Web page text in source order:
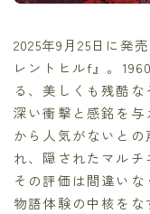
2025年9月25日に発
レントヒルf』。
る、美しくも残酷
深い衝撃と感銘を
から人気がないと
れ、隠されたマルチ
その評価は間違い
物語体験の中核を